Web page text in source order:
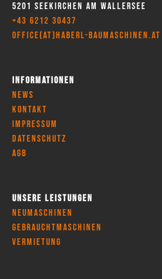
5201 Seekirchen am Wallersee
+43 6212 30437
office(at)haberl-baumaschinen.at
Informationen
News
Kontakt
Impressum
Datenschutz
AGB
Unsere Leistungen
Neumaschinen
Gebrauchtmaschinen
Vermietung